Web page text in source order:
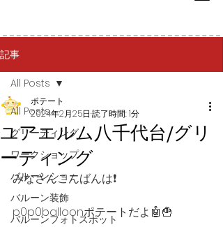
記事
All Posts
グリーティング
ワークショップ
バルーンショー
バルーン装飾
バルーンフォトスポット
All Posts
ユアエルム八千代台/グリ
ーティング
ポテート
2024年2月25日 読了時間: 1分
みなさんこんばんは❗️
p0p0balloonポテートだよ🤖🍟